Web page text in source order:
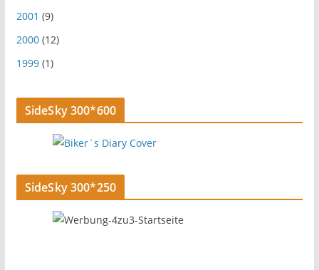
2001 (9)
2000(12)
1999(1)
SideSky 300*600
SideSky 300*250